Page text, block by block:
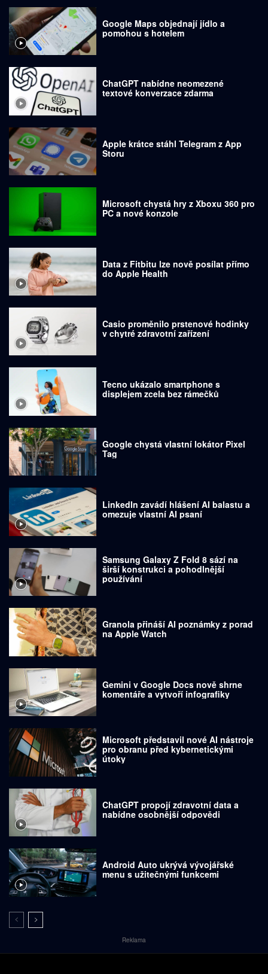
Google Maps objednají jídlo a
pomohou s hotelem
ChatGPT nabídne neomezené
textové konverzace zdarma
Apple krátce stáhl Telegram z App
Storu
Microsoft chystá hry z Xboxu 360 pro
PC a nové konzole
Data z Fitbitu lze nově posílat přímo
do Apple Health
Casio proměnilo prstenové hodinky
v chytré zdravotní zařízení
Tecno ukázalo smartphone s
displejem zcela bez rámečků
Google chystá vlastní lokátor Pixel
Tag
LinkedIn zavádí hlášení AI balastu a
omezuje vlastní AI psaní
Samsung Galaxy Z Fold 8 sází na
širší konstrukci a pohodlnější
používání
Granola přináší AI poznámky z porad
na Apple Watch
Gemini v Google Docs nově shrne
komentáře a vytvoří infografiky
Microsoft představil nové AI nástroje
pro obranu před kybernetickými
útoky
ChatGPT propojí zdravotní data a
nabídne osobnější odpovědi
Android Auto ukrývá vývojářské
menu s užitečnými funkcemi
Reklama